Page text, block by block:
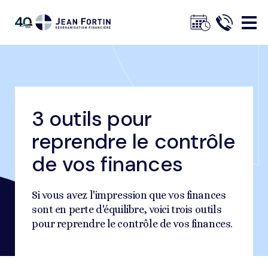
Fortin
d'ariane
Accueil Nos conseils
Conseils de gestion financière
3 outils pour reprendre le contrôle de vos finances
Trustpilot
3 outils pour
reprendre le contrôle
de vos finances
Si vous avez l'impression que vos finances
sont en perte d'équilibre, voici trois outils
pour reprendre le contrôle de vos finances.